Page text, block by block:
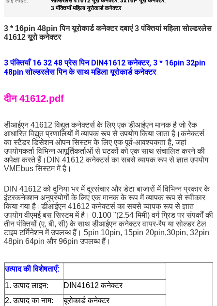
3 पंक्तियाँ महिला यूरोकार्ड कनेक्टर
3 * 16pin 48pin पिन यूरोकार्ड कनेक्टर दबाएं 3 पंक्तियां महिला सोल्डरलेस
41612 यूरो कनेक्टर
3 पंक्तियाँ 16 32 48 प्रेस पिन DIN41612 कनेक्टर, 3 * 16pin 32pin
48pin सोल्डरलेस पिन के साथ महिला यूरोकार्ड कनेक्टर
दीन 41612.pdf
डीआईएन 41612 विद्युत कनेक्टर्स के लिए एक डीआईएन मानक है जो रैक
आधारित विद्युत प्रणालियों में व्यापक रूप से उपयोग किया जाता है।कनेक्टर्स
का स्टैंडर डिसेशन ओपन सिस्टम के लिए एक पूर्व-आवश्यकता है, जहां
उपयोगकर्ता विभिन्न आपूर्तिकर्ताओं से घटकों को एक साथ संचालित करने की
अपेक्षा करते हैं।DIN 41612 कनेक्टर्स का सबसे व्यापक रूप से ज्ञात उपयोग
VMEbus सिस्टम में है।
DIN 41612 को दुनिया भर में दूरसंचार और डेटा बाजारों में विभिन्न प्रकार के
इंटरकनेक्शन अनुप्रयोगों के लिए एक मानक के रूप में व्यापक रूप से स्वीकार
किया गया है।डीआईएन 41612 कनेक्टर्स का सबसे व्यापक रूप से ज्ञात
उपयोग वीएमई बस सिस्टम में है। 0.100 "(2.54 मिमी) वर्ग ग्रिड पर संपर्कों की
तीन पंक्तियों (ए, बी, सी) के साथ डीआईएन कनेक्टर वायर-रैप या सोल्डर टेल
टाइप टर्मिनेशन में उपलब्ध हैं। 5pin 10pin, 15pin 20pin,30pin, 32pin
48pin 64pin और 96pin उपलब्ध हैं।
उत्पाद की विशेषताएँ:
1. उत्पाद लाइन:
DIN41612 कनेक्टर
2. उत्पाद का नाम:
यूरोकार्ड कनेक्टर